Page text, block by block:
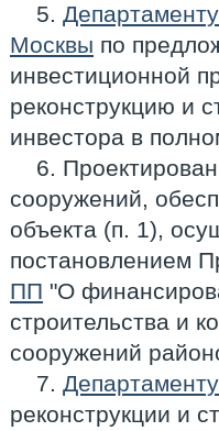
5.
Москвы по
инвестиционной
реконструкцию и
инвестора в
6.
сооружений,
объекта (п. 1),
постановлением
ПП "О
строительства и
сооружений
7.
реконструкции и